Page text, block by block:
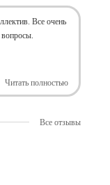
Все очень
Читать полностью
Все отзывы